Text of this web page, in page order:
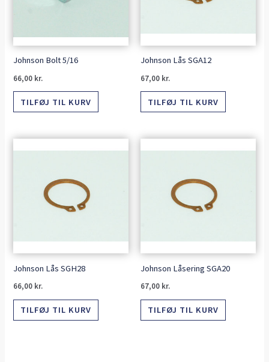
Johnson Bolt 5/16
66,00 kr.
TILFØJ TIL KURV
Johnson Lås SGA12
67,00 kr.
TILFØJ TIL KURV
Johnson Lås SGH28
66,00 kr.
TILFØJ TIL KURV
Johnson Låsering SGA20
67,00 kr.
TILFØJ TIL KURV